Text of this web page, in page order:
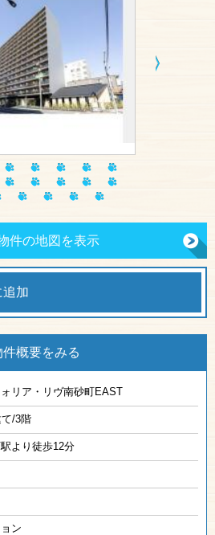
件の地図を表示
追加
件概要をみる
リア・リヴ南砂町EAST
/3階
より徒歩12分
ン